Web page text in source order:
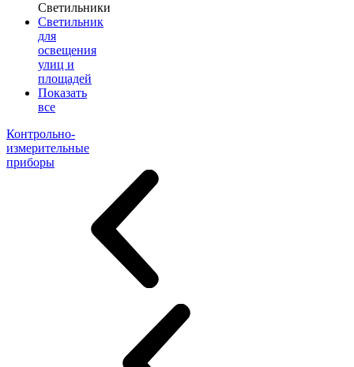
Светильники
Светильник
для
освещения
улиц и
площадей
Показать
все
Контрольно-
измерительные
приборы